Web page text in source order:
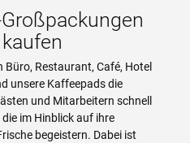
Büro, Restaurant, Café, Hotel
unsere Kaffeepads die
und Mitarbeitern schnell
im Hinblick auf ihre
begeistern. Dabei ist